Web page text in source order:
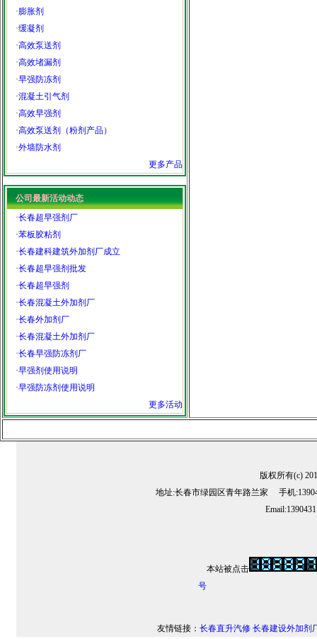
·膨胀剂
·缓凝剂
·高效泵送剂
·高效堵漏剂
·早强防冻剂
·混凝土引气剂
·高效早强剂
·高效泵送剂（粉剂产品）
·外墙防水剂
更多产品
公司最新活动动态
·长春超早强剂厂
·苯板胶粘剂
·长春建科建筑外加剂厂成立
·长春超早强剂批发
·长春超早强剂
·长春混凝土外加剂厂
·长春外加剂厂
·长春混凝土外加剂厂
·长春早强防冻剂厂
·早强剂使用说明
·早强防冻剂使用说明
更多活动
版权所有(c)
地址:长春市绿园区青年路兰家 手机
本站被点击
号
友情链接： 长春直升汽修 长春建设外加剂